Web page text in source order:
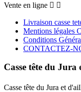
Vente en ligne  
Livraison casse
Mentions légales
Conditions
CONTACTEZ-
Casse tête du Jura
Casse tête du Jura et